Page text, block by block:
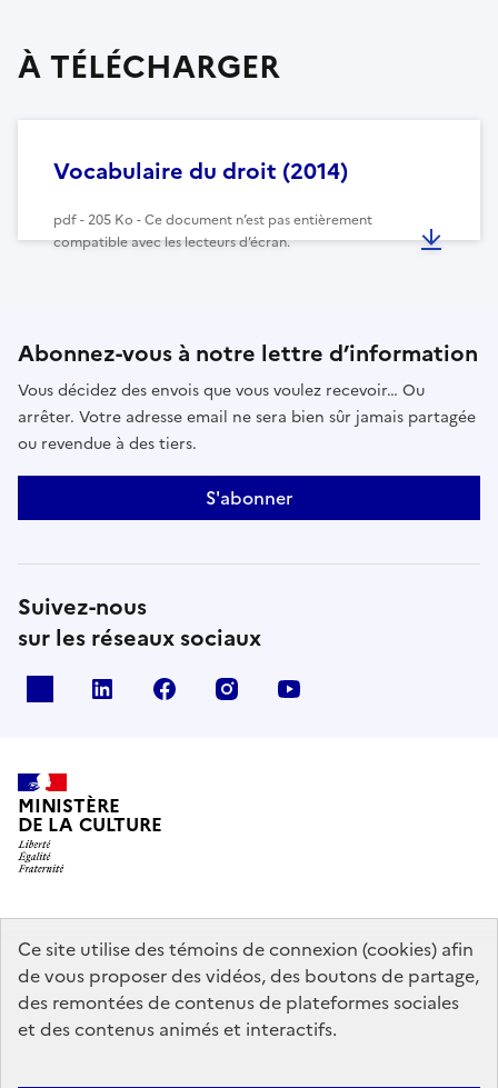
Ce site utilise des témoins de connexion (cookies) afin
de vous proposer des vidéos, des boutons de partage,
des remontées de contenus de plateformes sociales
et des contenus animés et interactifs.
À TÉLÉCHARGER
Vocabulaire du droit (2014)
pdf - 205 Ko - Ce document n’est pas entièrement
compatible avec les lecteurs d’écran.
Abonnez-vous à notre lettre d’information
Vous décidez des envois que vous voulez recevoir… Ou
arrêter. Votre adresse email ne sera bien sûr jamais partagée
ou revendue à des tiers.
S'abonner
Suivez-nous
sur les réseaux sociaux
linkedin facebook instagram
MINISTÈRE
DE LA CULTURE
data.gouv.fr legifrance.gouv.fr
info.gouv.fr
service-public.gouv.fr